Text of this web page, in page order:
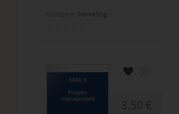
Marketing
3,50 €